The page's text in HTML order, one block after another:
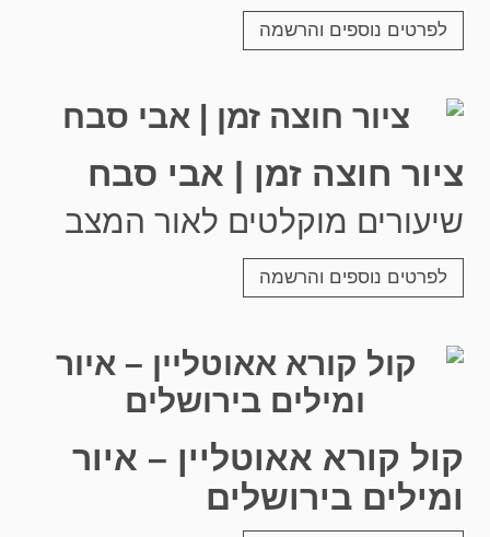
לפרטים נוספים והרשמה
ציור חוצה זמן | אבי סבח
שיעורים מוקלטים לאור המצב
לפרטים נוספים והרשמה
קול קורא אאוטליין – איור
ומילים בירושלים